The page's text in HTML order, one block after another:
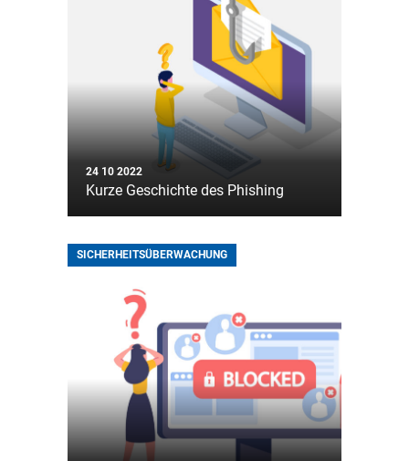
24 10 2022
Kurze Geschichte des Phishing
SICHERHEITSÜBERWACHUNG